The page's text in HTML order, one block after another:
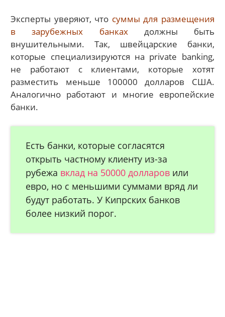
Эксперты уверяют, что суммы для размещения
в зарубежных банкахдолжны быть
внушительными. Так, швейцарские банки,
которые специализируются на private banking,
не работают с клиентами, которые хотят
разместить меньше 100000 долларов США.
Аналогично работают и многие европейские
банки.
Есть банки, которые согласятся
открыть частному клиенту из-за
рубежа вклад на 50000 долларов или
евро, но с меньшими суммами вряд ли
будут работать. У Кипрских банков
более низкий порог.